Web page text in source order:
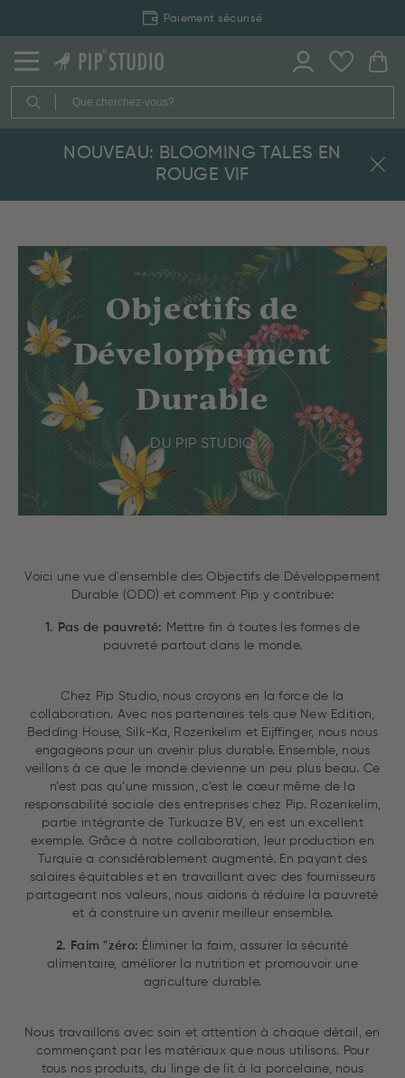
Livraison rapide
NOUVEAU: BLOOMING TALES EN
ROUGE VIF
Objectifs de
Développement
Durable
DU PIP STUDIO
Voici une vue d'ensemble des Objectifs de Développement
Durable (ODD) et comment Pip y contribue:
1. Pas de pauvreté: Mettre fin à toutes les formes de
pauvreté partout dans le monde.
Chez Pip Studio, nous croyons en la force de la
collaboration. Avec nos partenaires tels que New Edition,
Bedding House, Silk-Ka, Rozenkelim et Eijffinger, nous nous
engageons pour un avenir plus durable. Ensemble, nous
veillons à ce que le monde devienne un peu plus beau. Ce
n’est pas qu’une mission, c’est le cœur même de la
responsabilité sociale des entreprises chez Pip. Rozenkelim,
partie intégrante de Turkuaze BV, en est un excellent
exemple. Grâce à notre collaboration, leur production en
Turquie a considérablement augmenté. En payant des
salaires équitables et en travaillant avec des fournisseurs
partageant nos valeurs, nous aidons à réduire la pauvreté
et à construire un avenir meilleur ensemble.
2. Faim "zéro: Éliminer la faim, assurer la sécurité
alimentaire, améliorer la nutrition et promouvoir une
agriculture durable.
Nous travaillons avec soin et attention à chaque détail, en
commençant par les matériaux que nous utilisons. Pour
tous nos produits, du linge de lit à la porcelaine, nous